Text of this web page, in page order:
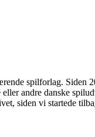
spilforlag.
andre danske
siden vi startede